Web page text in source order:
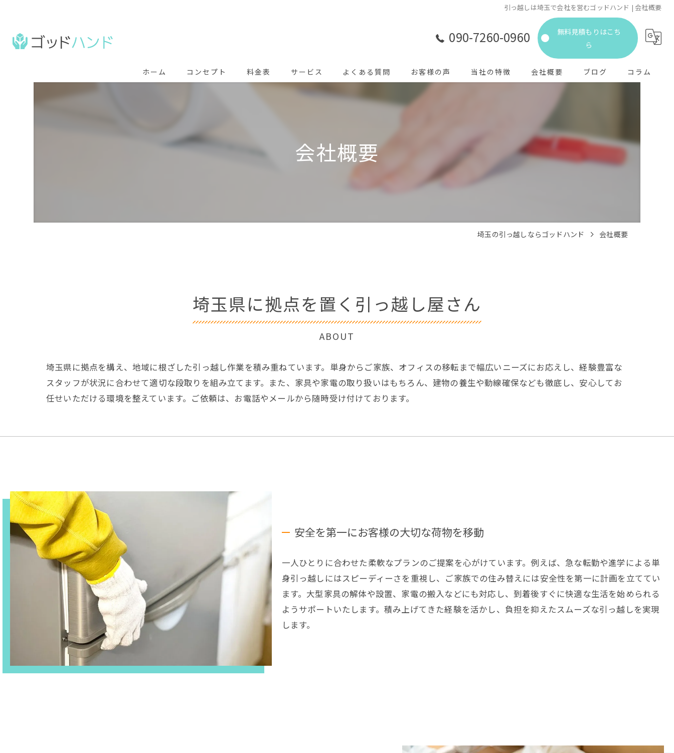
引っ越しは埼玉で会社を営むゴッドハンド | 会社概要
090-7260-0960
無料見積もりはこち
ら
ホーム コンセプト 料金表 サービス よくある質問 お客様の声 当社の特徴
見積もり
会社概要 ブログ コラム
会社概要
埼玉の引っ越しならゴッドハンド 会社概要
埼玉県に拠点を置く引っ越し屋さん
ABOUT
埼玉県に拠点を構え、地域に根ざした引っ越し作業を積み重ねています。単身からご家族、オフィスの移転まで幅広いニーズにお応えし、経験豊富な
スタッフが状況に合わせて適切な段取りを組み立てます。また、家具や家電の取り扱いはもちろん、建物の養生や動線確保なども徹底し、安心してお
任せいただける環境を整えています。ご依頼は、お電話やメールから随時受け付けております。
安全を第一にお客様の大切な荷物を移動
一人ひとりに合わせた柔軟なプランのご提案を心がけています。例えば、急な転勤や進学による単
身引っ越しにはスピーディーさを重視し、ご家族での住み替えには安全性を第一に計画を立ててい
ます。大型家具の解体や設置、家電の搬入などにも対応し、到着後すぐに快適な生活を始められる
ようサポートいたします。積み上げてきた経験を活かし、負担を抑えたスムーズな引っ越しを実現
します。